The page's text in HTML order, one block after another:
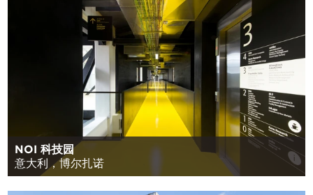
NOI 科技园
意大利，博尔扎诺